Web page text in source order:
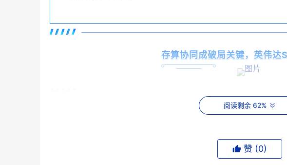
存算协同成破局关键，英伟达
张文涛指出面对行业痛点，存算协同+协议卸载成为AI存储核心演
STX核心价值在于极致存算分离与协议卸载：依托DPU旁路CPU，
Cache瓶颈、大规模并发访问提供硬件级解决方案。但STX并非 “
阅读剩余 62%
赞 (0)